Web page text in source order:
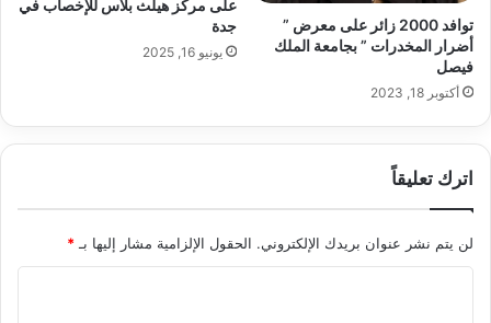
توافد 2000 زائر على معرض ”
أضرار المخدرات ” بجامعة الملك
فيصل
أكتوبر 18, 2023
على مركز هيلث بلاس للإخصاب في
جدة
يونيو 16, 2025
اترك تعليقاً
لن يتم نشر عنوان بريدك الإلكتروني. الحقول الإلزامية مشار إليها بـ*